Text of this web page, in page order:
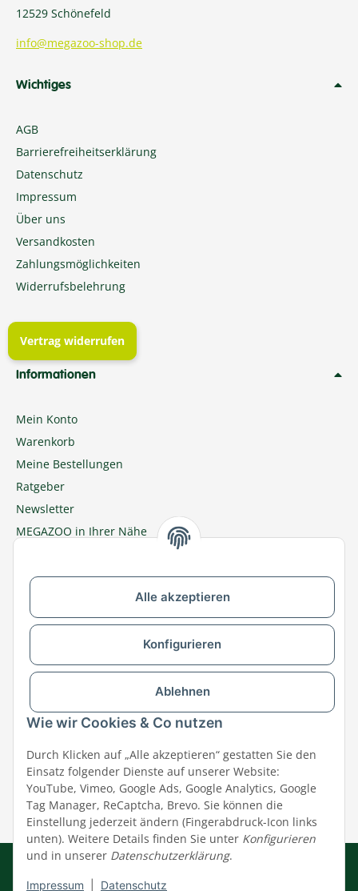
Alle akzeptieren
Konfigurieren
Ablehnen
Wie wir Cookies & Co nutzen
Durch Klicken auf „Alle akzeptieren“ gestatten Sie den
Einsatz folgender Dienste auf unserer Website:
YouTube, Vimeo, Google Ads, Google Analytics, Google
Tag Manager, ReCaptcha, Brevo. Sie können die
Einstellung jederzeit ändern (Fingerabdruck-Icon links
unten). Weitere Details finden Sie unter Konfigurieren
und in unserer Datenschutzerklärung.
Impressum Datenschutz
12529 Schönefeld
info@megazoo-shop.de
Wichtiges
AGB
Barrierefreiheitserklärung
Datenschutz
Impressum
Über uns
Versandkosten
Zahlungsmöglichkeiten
Widerrufsbelehrung
Vertrag widerrufen
Informationen
Mein Konto
Warenkorb
Meine Bestellungen
Ratgeber
Newsletter
MEGAZOO in Ihrer Nähe
Zu MEGAZOO-nord.de wechseln
Versandpartner & Zahlungsmöglichkeiten
Impressum|AGB|Datenschutz
© MEGAZOO Alpha GmbH